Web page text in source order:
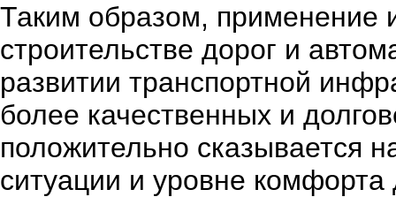
Таким образом, применение
строительстве дорог и
развитии транспортной
более качественных и
положительно сказывается
ситуации и уровне